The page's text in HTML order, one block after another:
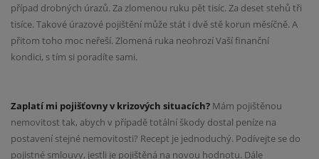
případ drobných úrazů. Za zlomenou ruku pět tisíc. Za deset stehů tři
tisíce. Takové úrazové pojištění může stát i dvě stě korun měsíčně. A
přitom toho moc neřeší. Zlomená ruka neohrozí Vaší finanční
kondici, s tím si poradíte sami.
Zaplatí mi pojišťovny v krizových situacích? Mám pojištěnou
nemovitost tak, abych v případě totální škody dostal peníze na
postavení stejné nemovitosti? Recept je jednoduchý. Podívejte se do
pojistné smlouvy, jestli je pojištěná na novou hodnotu. Dále